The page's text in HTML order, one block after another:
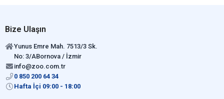
Bize Ulaşın
Yunus Emre Mah. 7513/3 Sk.
No: 3/ABornova / İzmir
info@zoo.com.tr
0 850 200 64 34
Hafta İçi 09:00 - 18:00